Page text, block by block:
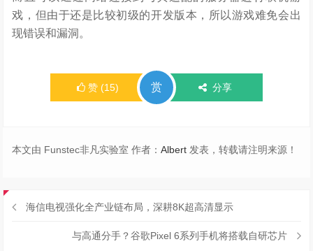
戏，但由于还是比较初级的开发版本，所以游戏难免会出
现错误和漏洞。
赞 (15) 赏 分享
本文由 Funstec非凡实验室 作者：Albert 发表，转载请注明来源！
海信电视强化全产业链布局，深耕8K超高清显示
与高通分手？谷歌Pixel 6系列手机将搭载自研芯片